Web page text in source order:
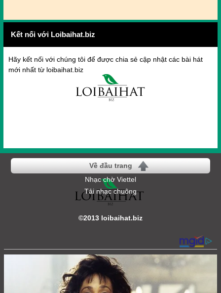
Kết nối với Loibaihat.biz
Hãy kết nối với chúng tôi để được chia sẻ cập nhật các bài hát
mới nhất từ loibaihat.biz
Về đầu trang
Nhạc chờ Viettel
Tải nhạc chuông
©2013 loibaihat.biz